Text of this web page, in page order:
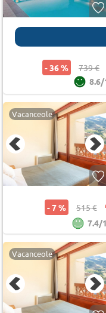
- 36 % 739 €
8.6/
Vacanceole
- 7 % 515 €
7.4/
Vacanceole